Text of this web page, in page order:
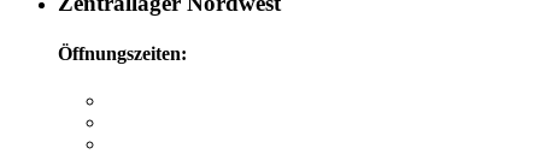
Öffnungszeiten: